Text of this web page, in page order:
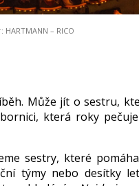
HARTMANN – RICO
Může jít o sestru,
která roky
sestry, které
týmy nebo desítky